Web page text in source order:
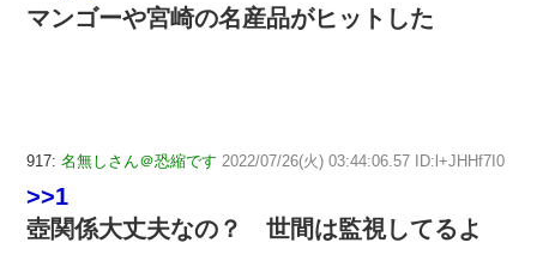
マンゴーや宮崎の名産品がヒットした
917: 名無しさん＠恐縮です 2022/07/26(火) 03:44:06.57 ID:l+JHHf7I0
>>1
壺関係大丈夫なの？ 世間は監視してるよ